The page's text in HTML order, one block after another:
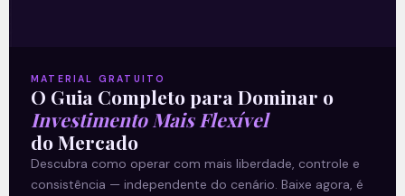
READ MORE »
29/07/2026 Nenhum comentário
MATERIAL GRATUITO
O Guia Completo para Dominar o
Investimento Mais Flexível
do Mercado
Descubra como operar com mais liberdade, controle e
consistência — independente do cenário. Baixe agora, é